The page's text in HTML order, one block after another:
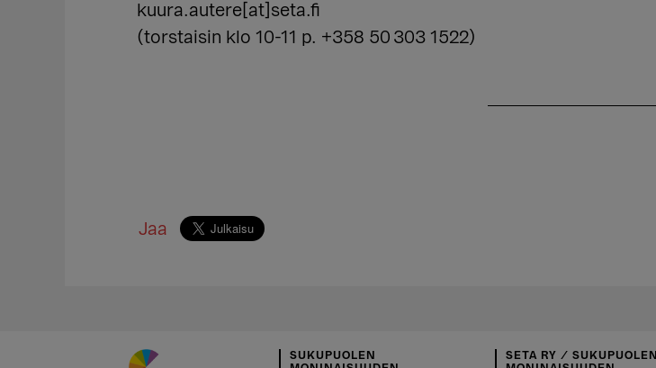
kuura.autere[at]seta.fi
(torstaisin klo 10-11 p. +358 50 303 1522)
Jaa
SUKUPUOLEN
SETA RY / SUKUPUOLEN